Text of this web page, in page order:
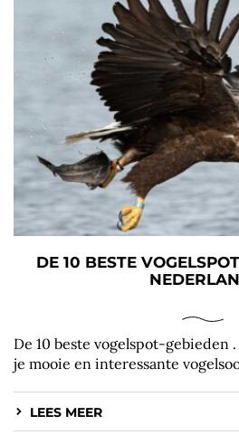
DE 10 BESTE
De 10 beste vogelspot-gebieden
je mooie en interessante
LEES MEER